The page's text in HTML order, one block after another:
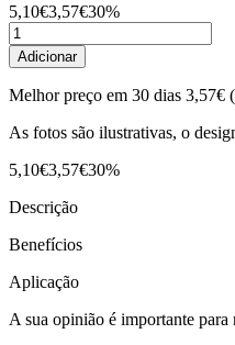
5,10€3,57€30%
Adicionar
Melhor preço em 30 dias 3,57€
As fotos são ilustrativas, o
5,10€3,57€30%
Descrição
Benefícios
Aplicação
A sua opinião é importante para